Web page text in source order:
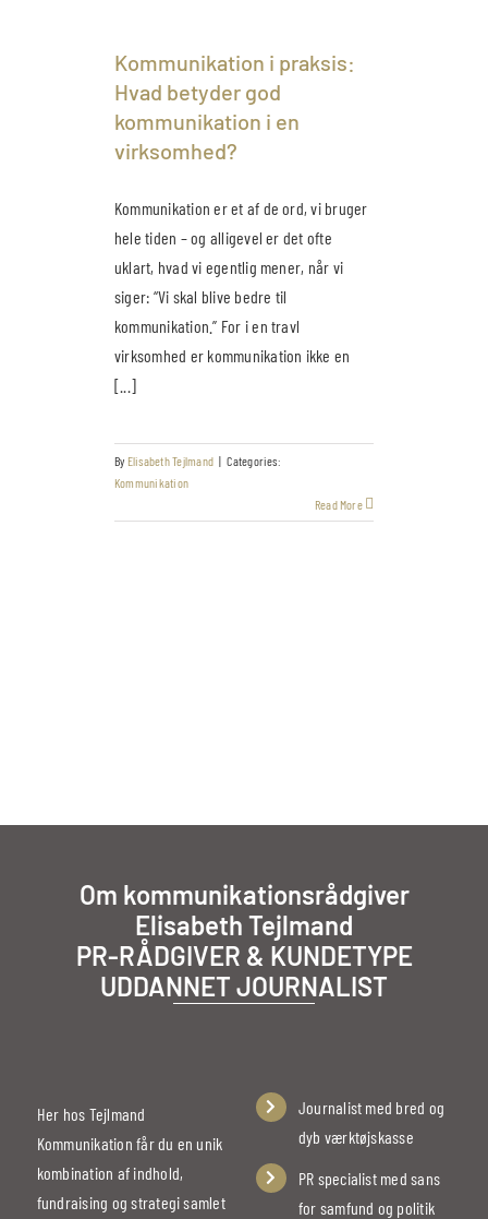
Kommunikation i praksis:
Hvad betyder god
kommunikation i en
virksomhed?
Kommunikation er et af de ord, vi bruger
hele tiden – og alligevel er det ofte
uklart, hvad vi egentlig mener, når vi
siger: “Vi skal blive bedre til
kommunikation.” For i en travl
virksomhed er kommunikation ikke en
[...]
By Elisabeth Tejlmand | Categories:
Kommunikation
Read More
Om kommunikationsrådgiver
Elisabeth Tejlmand
PR-RÅDGIVER & KUNDETYPE
UDDANNET JOURNALIST
Her hos Tejlmand
Kommunikation får du en unik
kombination af indhold,
fundraising og strategi samlet
Journalist med bred og
dyb værktøjskasse
PR specialist med sans
for samfund og politik